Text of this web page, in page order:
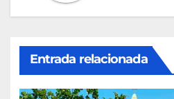
Entrada relacionada